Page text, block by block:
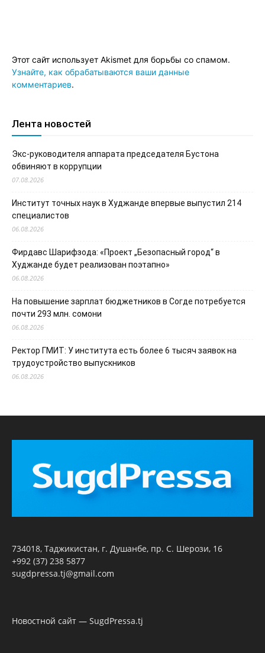
Этот сайт использует Akismet для борьбы со спамом.
Узнайте, как обрабатываются ваши данные
комментариев.
Лента новостей
Экс-руководителя аппарата председателя Бустона
обвиняют в коррупции
07.08.2026
Институт точных наук в Худжанде впервые выпустил 214
специалистов
06.08.2026
Фирдавс Шарифзода: «Проект „Безопасный город“ в
Худжанде будет реализован поэтапно»
06.08.2026
На повышение зарплат бюджетников в Согде потребуется
почти 293 млн. сомони
06.08.2026
Ректор ГМИТ: У института есть более 6 тысяч заявок на
трудоустройство выпускников
06.08.2026
734018, Таджикистан, г. Душанбе, пр. С. Шерози, 16
+992 (37) 238 5877
sugdpressa.tj@gmail.com
Новостной сайт — SugdPressa.tj